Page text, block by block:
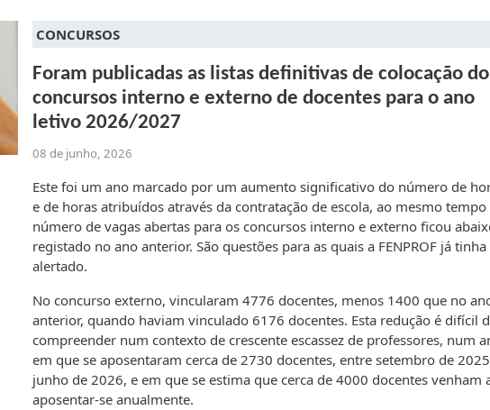
CONCURSOS
Foram publicadas as listas definitivas de colocação
concursos interno e externo de docentes para o ano
letivo 2026/2027
08 de junho, 2026
Este foi um ano marcado por um aumento significativo do número de
e de horas atribuídos através da contratação de escola, ao mesmo tempo
número de vagas abertas para os concursos interno e externo ficou
registado no ano anterior. São questões para as quais a FENPROF já tinha
alertado.
No concurso externo, vincularam 4776 docentes, menos 1400 que no
anterior, quando haviam vinculado 6176 docentes. Esta redução é difícil
compreender num contexto de crescente escassez de professores, num
em que se aposentaram cerca de 2730 docentes, entre setembro de
junho de 2026, e em que se estima que cerca de 4000 docentes venham
aposentar-se anualmente.